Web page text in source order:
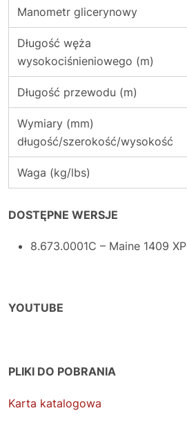
Manometr glicerynowy
Długość węża
wysokociśnieniowego (m)
Długość przewodu (m)
Wymiary (mm)
długość/szerokość/wysokość
Waga (kg/lbs)
DOSTĘPNE WERSJE
8.673.0001C – Maine 1409 XP
YOUTUBE
PLIKI DO POBRANIA
Karta katalogowa